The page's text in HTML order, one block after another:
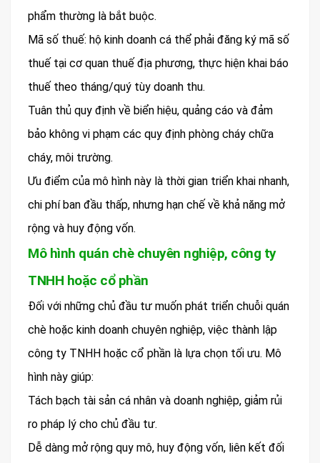
phẩm thường là bắt buộc.
Mã số thuế: hộ kinh doanh cá thể phải đăng ký mã số
thuế tại cơ quan thuế địa phương, thực hiện khai báo
thuế theo tháng/quý tùy doanh thu.
Tuân thủ quy định về biển hiệu, quảng cáo và đảm
bảo không vi phạm các quy định phòng cháy chữa
cháy, môi trường.
Ưu điểm của mô hình này là thời gian triển khai nhanh,
chi phí ban đầu thấp, nhưng hạn chế về khả năng mở
rộng và huy động vốn.
Mô hình quán chè chuyên nghiệp, công ty
TNHH hoặc cổ phần
Đối với những chủ đầu tư muốn phát triển chuỗi quán
chè hoặc kinh doanh chuyên nghiệp, việc thành lập
công ty TNHH hoặc cổ phần là lựa chọn tối ưu. Mô
hình này giúp:
Tách bạch tài sản cá nhân và doanh nghiệp, giảm rủi
ro pháp lý cho chủ đầu tư.
Dễ dàng mở rộng quy mô, huy động vốn, liên kết đối